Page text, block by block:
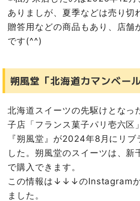
ありましが、夏季などは売り切
贈答用などの商品もあり、店舗
です(^^)
朔風堂「北海道カマンベー
北海道スイーツの先駆けとなっ
子店「フランス菓子パリ壱六区
『朔風堂』が2024年8月にリブ
した。朔風堂のスイーツは、新
で購入できます。
この情報は↓↓↓のInstagramか
ました。